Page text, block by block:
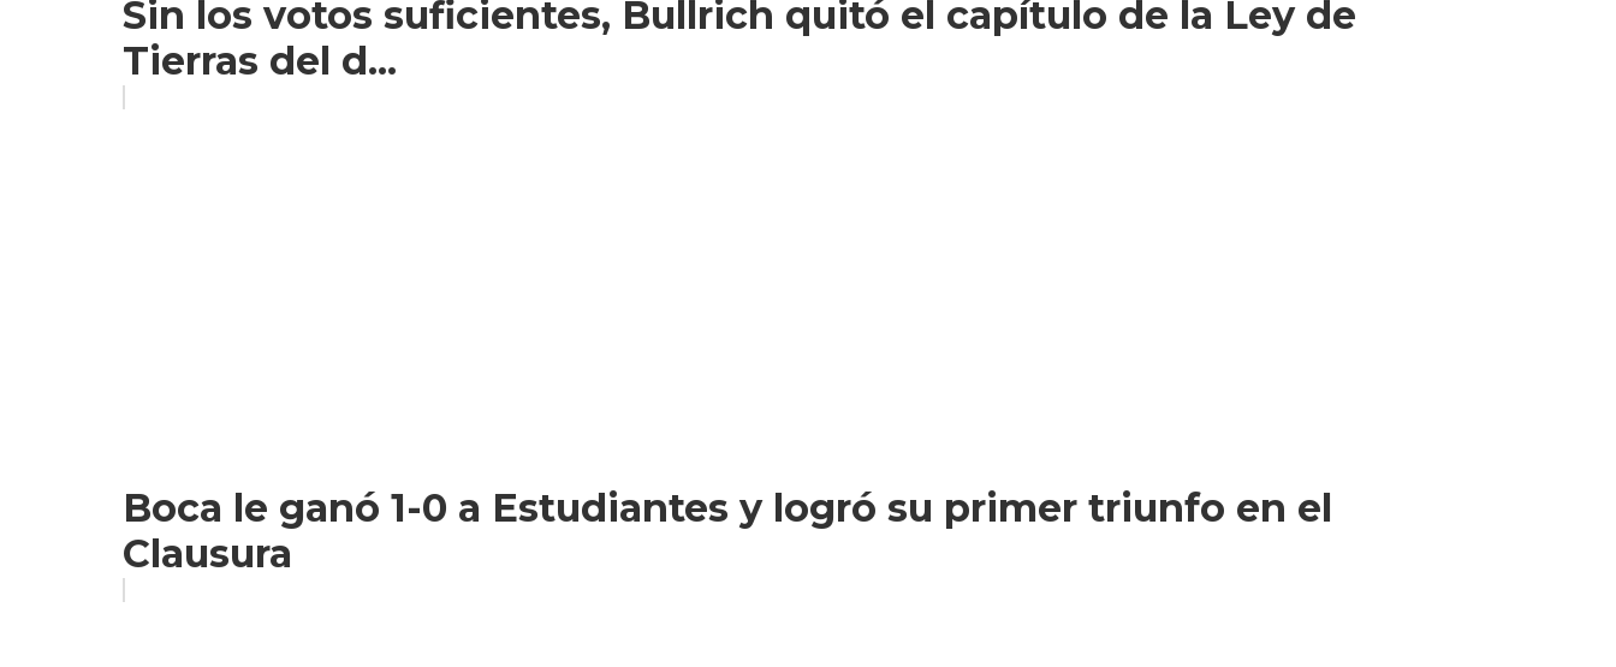
Sin los votos suficientes, Bullrich quitó el capítulo de la Ley de
Tierras del d...
Boca le ganó 1-0 a Estudiantes y logró su primer triunfo en el
Clausura